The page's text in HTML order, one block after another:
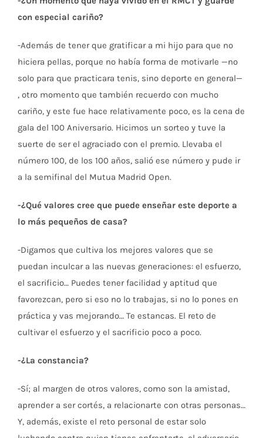
con especial cariño?
-Además de tener que gratificar a mi hijo para que no
hiciera pellas, porque no había forma de motivarle —no
solo para que practicara tenis, sino deporte en general—
, otro momento que también recuerdo con mucho
cariño, y este fue hace relativamente poco, es la cena de
gala del 100 Aniversario. Hicimos un sorteo y tuve la
suerte de ser el agraciado con el premio. Llevaba el
número 100, de los 100 años, salió ese número y pude ir
a la semifinal del Mutua Madrid Open.
-¿Qué valores cree que puede enseñar este deporte a
lo más pequeños de casa?
-Digamos que cultiva los mejores valores que se
puedan inculcar a las nuevas generaciones: el esfuerzo,
el sacrificio… Puedes tener facilidad y aptitud que
favorezcan, pero si eso no lo trabajas, si no lo pones en
práctica y vas mejorando… Te estancas. El reto de
cultivar el esfuerzo y el sacrificio poco a poco.
-¿La constancia?
-Sí; al margen de otros valores, como son la amistad,
aprender a ser cortés, a relacionarte con otras personas…
Y, además, existe el reto personal de estar solo